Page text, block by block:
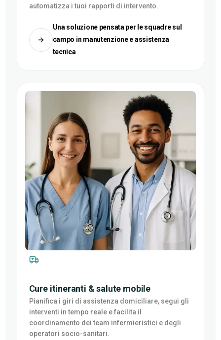
automatizza i tuoi rapporti di intervento.
Una soluzione pensata per le squadre sul
campo in manutenzione e assistenza
tecnica
Cure itineranti & salute mobile
Pianifica i giri di assistenza domiciliare, segui gli
interventi in tempo reale e facilita il
coordinamento dei team infermieristici e degli
operatori socio-sanitari.